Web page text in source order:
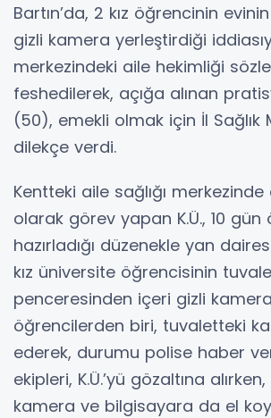
Bartın’da, 2 kız öğrencinin
gizli kamera yerleştirdiği
merkezindeki aile hekimliği
feshedilerek, açığa alınan
(50), emekli olmak için İl Sağlık
dilekçe verdi.
Kentteki aile sağlığı
olarak görev yapan K.Ü., 10 gün
hazırladığı düzenekle yan
kız üniversite öğrencisinin
penceresinden içeri gizli kamera
öğrencilerden biri, tuvaletteki
ederek, durumu polise haber
ekipleri, K.Ü.’yü gözaltına
kamera ve bilgisayara da el